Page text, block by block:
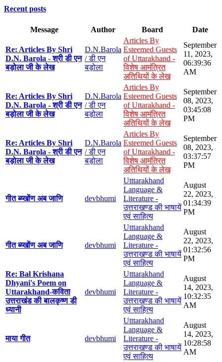
Recent posts
Message Author Board Date
Re: Articles By Shri
D.N. Barola - श्री डी एन
बड़ोला जी के लेख
D.N.Barola
/ डी एन
बड़ोला
Articles By
Esteemed Guests
of Uttarakhand -
विशेष आमंत्रित
अतिथियों के लेख
September
11, 2023,
06:39:36
AM
Re: Articles By Shri
D.N. Barola - श्री डी एन
बड़ोला जी के लेख
D.N.Barola
/ डी एन
बड़ोला
Articles By
Esteemed Guests
of Uttarakhand -
विशेष आमंत्रित
अतिथियों के लेख
September
08, 2023,
03:45:08
PM
Re: Articles By Shri
D.N. Barola - श्री डी एन
बड़ोला जी के लेख
D.N.Barola
/ डी एन
बड़ोला
Articles By
Esteemed Guests
of Uttarakhand -
विशेष आमंत्रित
अतिथियों के लेख
September
08, 2023,
03:37:57
PM
गीत ब्य्खोंण अब जाणि devbhumi
Utttarakhand
Language &
Literature -
उत्तराखण्ड की भाषायें
एवं साहित्य
August
22, 2023,
01:34:39
PM
गीत ब्य्खोंण अब जाणि devbhumi
Utttarakhand
Language &
Literature -
उत्तराखण्ड की भाषायें
एवं साहित्य
August
22, 2023,
01:32:56
PM
Re: Bal Krishana
Dhyani's Poem on
Uttarakhand-कविता
उत्तराखंड की बालकृष्ण डी
ध्यानी
devbhumi
Utttarakhand
Language &
Literature -
उत्तराखण्ड की भाषायें
एवं साहित्य
August
14, 2023,
10:32:35
AM
माया गीत devbhumi
Utttarakhand
Language &
Literature -
उत्तराखण्ड की भाषायें
एवं साहित्य
August
14, 2023,
10:28:58
AM